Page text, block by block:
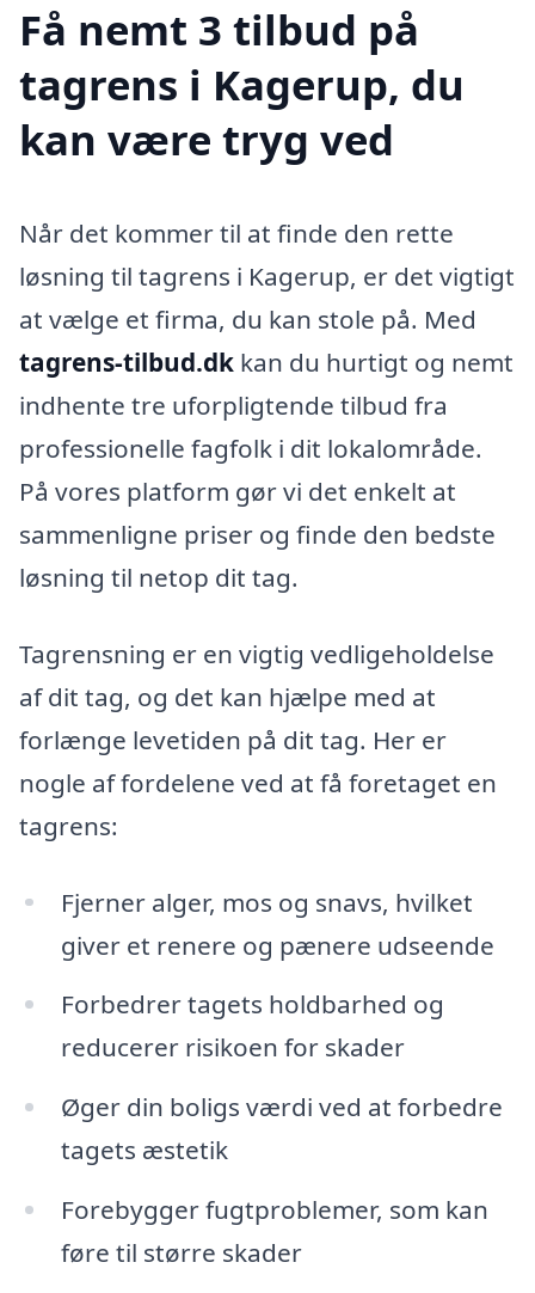
Få nemt 3 tilbud på
tagrens i Kagerup, du
kan være tryg ved
Når det kommer til at finde den rette
løsning til tagrens i Kagerup, er det vigtigt
at vælge et firma, du kan stole på. Med
tagrens-tilbud.dk kan du hurtigt og nemt
indhente tre uforpligtende tilbud fra
professionelle fagfolk i dit lokalområde.
På vores platform gør vi det enkelt at
sammenligne priser og finde den bedste
løsning til netop dit tag.
Tagrensning er en vigtig vedligeholdelse
af dit tag, og det kan hjælpe med at
forlænge levetiden på dit tag. Her er
nogle af fordelene ved at få foretaget en
tagrens:
Fjerner alger, mos og snavs, hvilket
giver et renere og pænere udseende
Forbedrer tagets holdbarhed og
reducerer risikoen for skader
Øger din boligs værdi ved at forbedre
tagets æstetik
Forebygger fugtproblemer, som kan
føre til større skader